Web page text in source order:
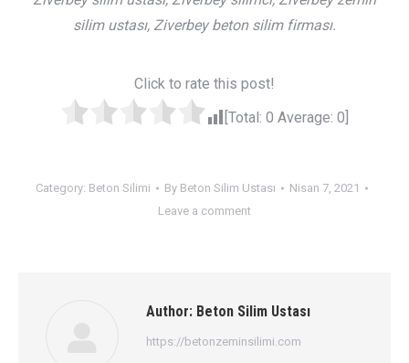
silim ustası, Ziverbey beton silim firması.
Click to rate this post!
[Total: 0 Average: 0
Category: Beton Silimi By Beton Silim Ustası
Nisan 7, 2021
Leave a comment
Author: Beton Silim Ustası
https://betonzeminsilimi.com